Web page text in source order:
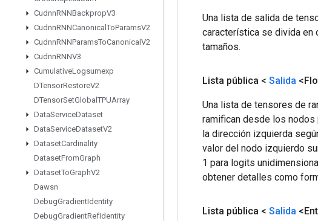
CudnnRNNBackpropV3
CudnnRNNCanonical ToParamsV2
CudnnRNNParamsToCanonical V2
CudnnRNNV3
CumulativeLogsumexp
DTensorRestoreV2
DTensorSetGlobal TPUArray
DataServiceDataset
DataServiceDatasetV2
DatasetCardinality
DatasetFromGraph
DatasetToGraphV2
Dawsn
DebugGradientIdentity
DebugGradientRefIdentity
Una lista de salida de
característica se divida en
tamaños.
Lista pública < Salida
Una lista de tensores de
ramifican desde los
la dirección izquierda
valor del nodo izquierdo
1 para logits
obtener detalles como
Lista pública < Salida